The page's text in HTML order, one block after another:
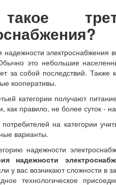
надежности
это небольшие
за собой последствий.
кооперативы.
категории получают
как правило, не более суток -
на категории
варианты.
надежности
надежности
у вас возникают сложности в
технологическое